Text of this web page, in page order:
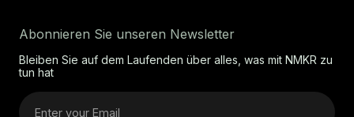
Abonnieren Sie unseren Newsletter
Bleiben Sie auf dem Laufenden über alles, was mit NMKR zu
tun hat